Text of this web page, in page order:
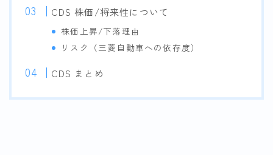
CDS 株価/将来性について
株価上昇/下落理由
リスク（三菱自動車への依存度）
CDS まとめ